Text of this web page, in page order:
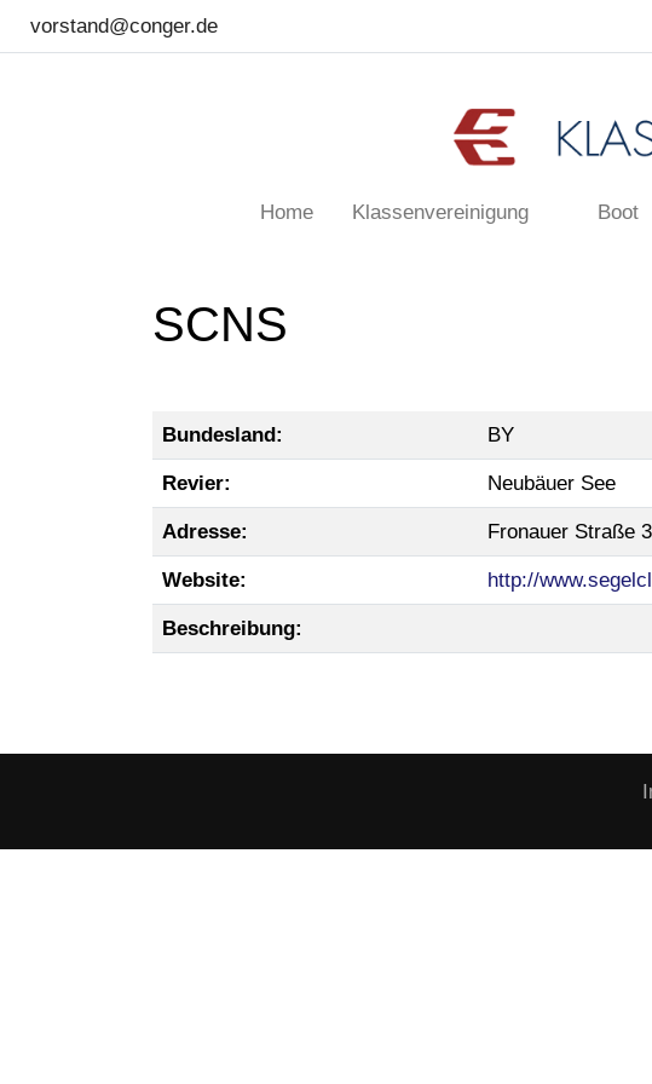
vorstand@conger.de
Home Klassenvereinigung Boot
SCNS
Bundesland: BY
Revier: Neubäuer See
Adresse: Fronauer Straße
Website: http://
Beschreibung: